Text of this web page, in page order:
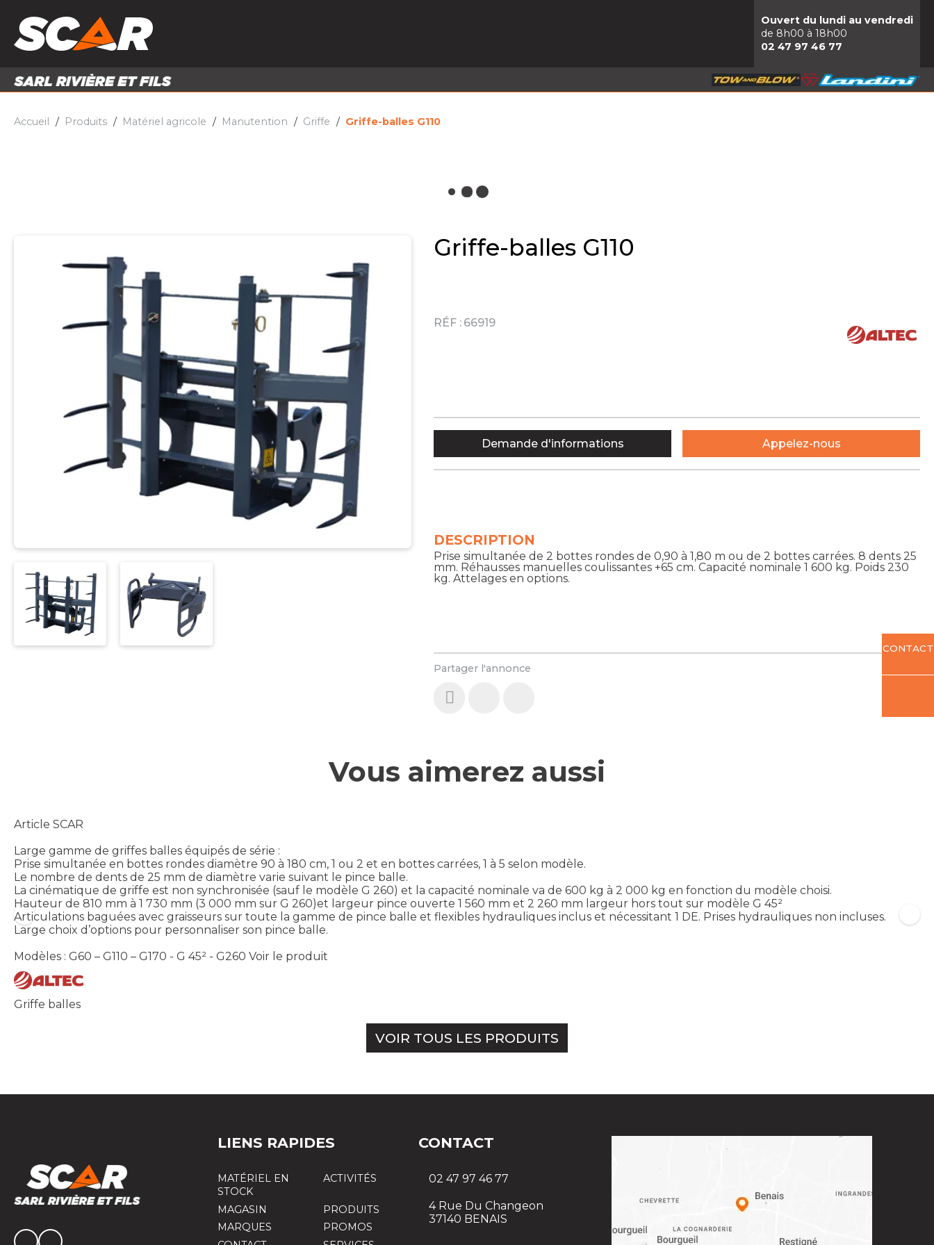
PIÈCES ET ACCESSOIRES
Ouvert du lundi au vendredi
de 8h00 à 18h00
02 47 97 46 77
Accueil Produits Matériel agricole Manutention Griffe Griffe-balles G110
Griffe-balles G110
RÉF : 66919
Partager l'annonce
DESCRIPTION
Prise simultanée de 2 bottes rondes de 0,90 à 1,80 m ou de 2 bottes carrées. 8 dents 25
mm. Réhausses manuelles coulissantes +65 cm. Capacité nominale 1 600 kg. Poids 230
kg. Attelages en options.
Demande d'informations Appelez-nous
Vous aimerez aussi
Article SCAR
Large gamme de griffes balles équipés de série :
Prise simultanée en bottes rondes diamètre 90 à 180 cm, 1 ou 2 et en bottes carrées, 1 à 5 selon modèle.
Le nombre de dents de 25 mm de diamètre varie suivant le pince balle.
La cinématique de griffe est non synchronisée (sauf le modèle G 260) et la capacité nominale va de 600 kg à 2 000 kg en fonction du modèle choisi.
Hauteur de 810 mm à 1 730 mm (3 000 mm sur G 260)et largeur pince ouverte 1 560 mm et 2 260 mm largeur hors tout sur modèle G 45²
Articulations baguées avec graisseurs sur toute la gamme de pince balle et flexibles hydrauliques inclus et nécessitant 1 DE. Prises hydrauliques non incluses.
Large choix d’options pour personnaliser son pince balle.
Modèles : G60 – G110 – G170 - G 45² - G260 Voir le produit
Griffe balles
VOIR TOUS LES PRODUITS
CONTACT
LIENS RAPIDES
MATÉRIEL EN
STOCK
ACTIVITÉS
MAGASIN
PRODUITS
MARQUES
PROMOS
CONTACT
02 47 97 46 77
4 Rue Du Changeon
37140 BENAIS